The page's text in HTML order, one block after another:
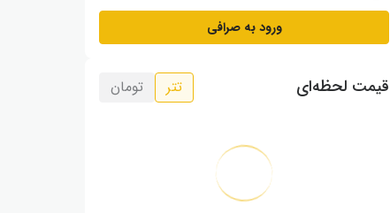
ورود به صرافی
قیمت لحظه‌ای تتر تومان